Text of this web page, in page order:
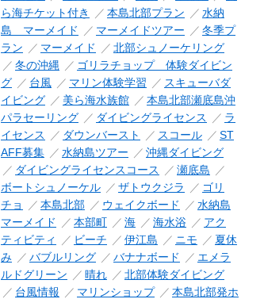
ら海チケット付き
本島北部プラン
水納
島 マーメイド
マーメイドツアー
冬季プ
ラン
マーメイド
北部シュノーケリング
冬の沖縄
ゴリラチョップ 体験ダイビン
グ
台風 マリン体験学習
スキューバダ
イビング
美ら海水族館
本島北部瀬底島沖
パラセーリング
ダイビングライセンス
ラ
イセンス
ダウンバースト スコール
ST
AFF募集
水納島ツアー
沖縄ダイビング
ダイビングライセンスコース
瀬底島
ボートシュノーケル
ザトウクジラ
ゴリ
チョ
本島北部 ウェイクボード
水納島
マーメイド
本部町 海 海水浴
アク
ティビティ
ビーチ 伊江島 ニモ
夏休
み
バブルリング バナナボード
エメラ
ルドグリーン
晴れ
北部体験ダイビング
台風情報
マリンショップ
本島北部発ホ